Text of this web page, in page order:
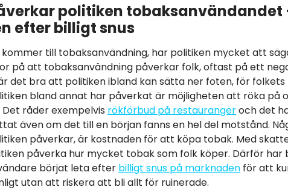
politiken tobaksanvändandet
efter billigt snus
till tobaksanvändning, har politiken mycket att
på att tobaksanvändning påverkar folk, oftast på ett
det bra att politiken ibland kan sätta ner foten, för folkets
bland annat har påverkat är möjligheten att röka på
råder exempelvis rökförbud på restaurangeroch det
även om det till en början fanns en hel del motstånd.
påverkar, är kostnaden för att köpa tobak. Med
påverka hur mycket tobak som folk köper. Därför har
börjat leta efter billigt snus på marknaden för att
utan att riskera att bli allt för ruinerade.